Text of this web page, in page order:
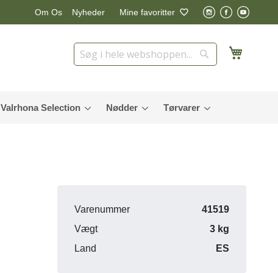
Om Os Nyheder Mine favoritter
Søg
Søg
Valrhona Selection Nødder Tørvarer
Varenummer
41519
Vægt
3 kg
Land
ES